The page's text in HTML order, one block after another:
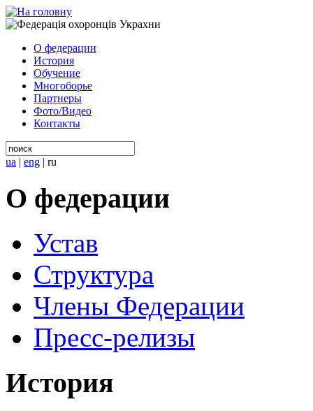
О федерации
История
Обучение
Многоборье
Партнеры
Фото/Видео
Контакты
ua | eng | ru
О федерации
Устав
Структура
Члены Федерации
Пресс-релизы
История